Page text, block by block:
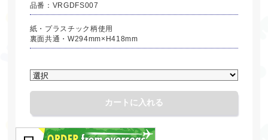
品番：VRGDFS007
紙・プラスチック柄使用
裏面共通・W294mm×H418mm